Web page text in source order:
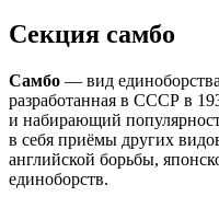
Секция самбо
Самбо — вид
разработанная в СССР в
и набирающий
в себя приёмы других
английской борьбы,
единоборств.